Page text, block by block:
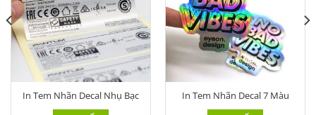
In Tem Nhãn Decal Nhụ Bạc In Tem Nhãn Decal 7 Màu